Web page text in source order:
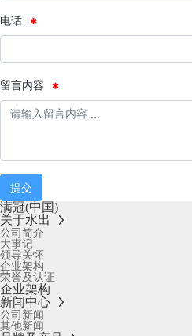
电话
留言内容
提交
满冠(中国)
关于水出
公司简介
大事记
领导关怀
企业架构
荣誉及认证
企业架构
新闻中心
公司新闻
其他新闻